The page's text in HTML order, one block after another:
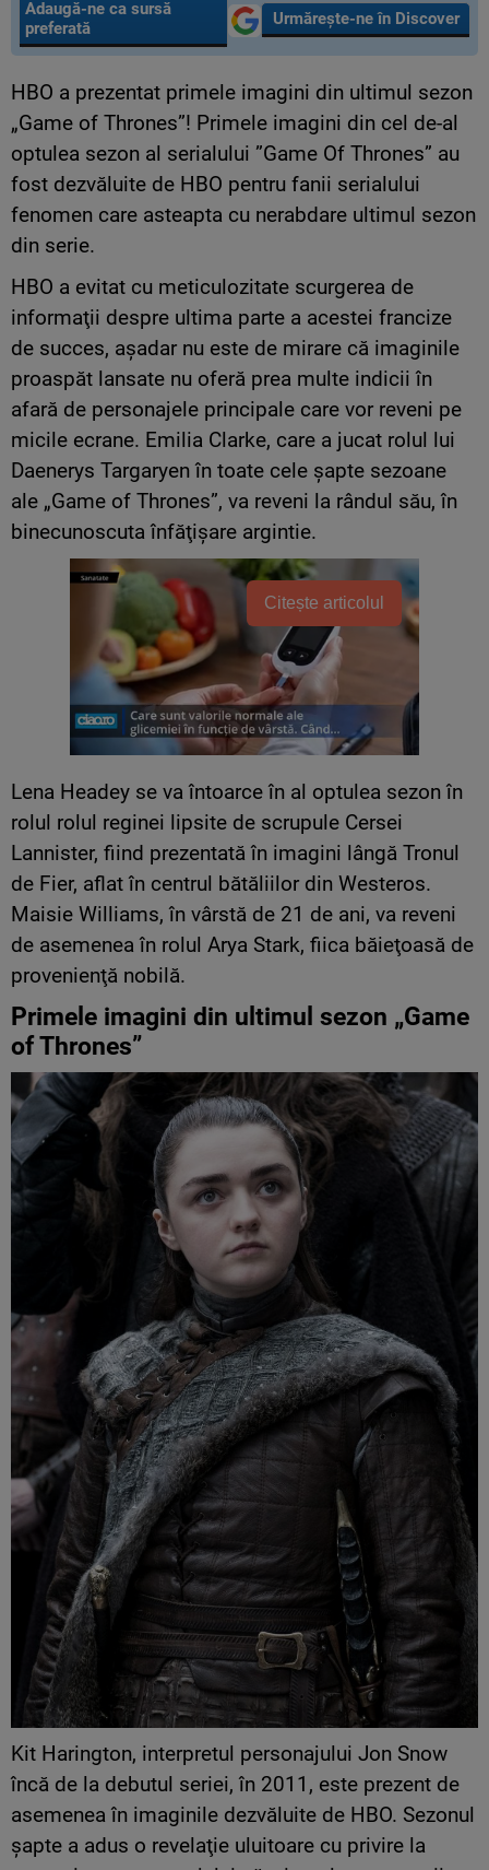
Adaugă-ne ca sursă
preferată
Urmărește-ne în Discover
HBO a prezentat primele imagini din ultimul sezon
„Game of Thrones”! Primele imagini din cel de-al
optulea sezon al serialului ”Game Of Thrones” au
fost dezvăluite de HBO pentru fanii serialului
fenomen care asteapta cu nerabdare ultimul sezon
din serie.
HBO a evitat cu meticulozitate scurgerea de
informaţii despre ultima parte a acestei francize
de succes, aşadar nu este de mirare că imaginile
proaspăt lansate nu oferă prea multe indicii în
afară de personajele principale care vor reveni pe
micile ecrane. Emilia Clarke, care a jucat rolul lui
Daenerys Targaryen în toate cele şapte sezoane
ale „Game of Thrones”, va reveni la rândul său, în
binecunoscuta înfăţişare argintie.
Citește articolul
Lena Headey se va întoarce în al optulea sezon în
rolul rolul reginei lipsite de scrupule Cersei
Lannister, fiind prezentată în imagini lângă Tronul
de Fier, aflat în centrul bătăliilor din Westeros.
Maisie Williams, în vârstă de 21 de ani, va reveni
de asemenea în rolul Arya Stark, fiica băieţoasă de
provenienţă nobilă.
Primele imagini din ultimul sezon „Game
of Thrones”
Kit Harington, interpretul personajului Jon Snow
încă de la debutul seriei, în 2011, este prezent de
asemenea în imaginile dezvăluite de HBO. Sezonul
şapte a adus o revelaţie uluitoare cu privire la